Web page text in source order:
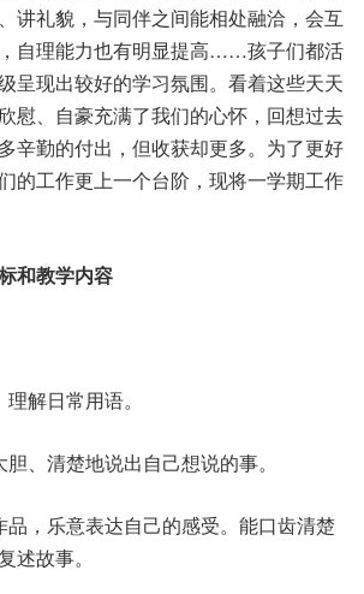
讲礼貌，与同伴之间能相处融洽，会互
自理能力也有明显提高……孩子们都活
呈现出较好的学习氛围。看着这些天天
慰、自豪充满了我们的心怀，回想过去
辛勤的付出，但收获却更多。为了更好
的工作更上一个台阶，现将一学期工作
和教学内容
解日常用语。
、清楚地说出自己想说的事。
，乐意表达自己的感受。能口齿清楚
述故事。